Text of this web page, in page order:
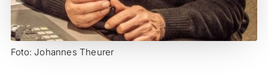
Foto: Johannes Theurer